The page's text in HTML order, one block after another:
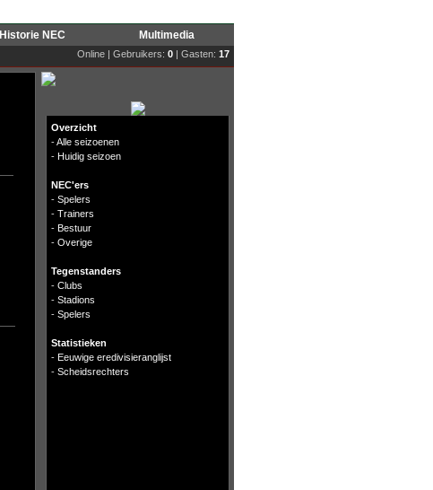
Historie NEC Multimedia
Online | Gebruikers: 0 | Gasten: 17
Overzicht
-Alle seizoenen
- Huidig seizoen
NEC'ers
- Spelers
- Trainers
- Bestuur
- Overige
Tegenstanders
- Clubs
- Stadions
- Spelers
Statistieken
- Eeuwige eredivisieranglijst
- Scheidsrechters